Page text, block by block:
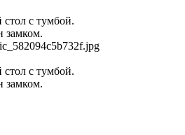
с тумбой.
замком.
с тумбой.
замком.